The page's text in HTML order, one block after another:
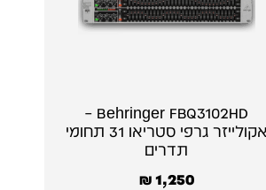
Behringer FBQ3102HD –
אקולייזר גרפי סטריאו 31 תחומי
תדרים
₪1,250